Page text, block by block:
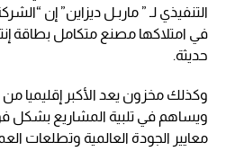
التنفيذي لـ ” ماربـل ديزاين” إن
في امتلاكها مصنع متكامل بطاقة
حديثة.
وكذلك مخزون يعد الأكبر إقليميا من
ويساهم في تلبية المشاريع بشكل
معايير الجودة العالمية وتطلعات